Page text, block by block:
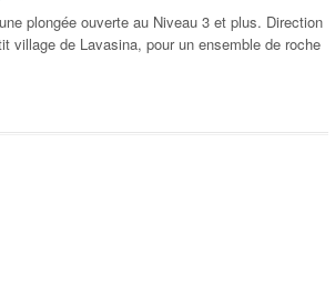
plongée ouverte au Niveau 3 et plus. Direction
village de Lavasina, pour un ensemble de roche